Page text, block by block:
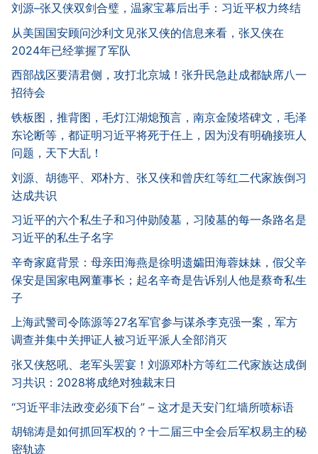
刘源–张又侠双剑合璧，温家宝幕后出手：习近平权力终结
从美国国安顾问沙利文见张又侠的信息来看，张又侠在
2024年已经掌握了军队
西部战区要清君侧，攻打北京城！张升民急赴成都缺席八一
招待会
铁板图，推背图，毛灯江湖熄预言，南京金陵塔碑文，毛泽
东论断等，都证明习近平将死于任上，因为没有明确接班人
问题，天下大乱！
刘源、胡德平、邓朴方、张又侠和曾庆红等红二代家族倒习
达成共识
习近平的六个私生子和习仲勋陵墓，习陵墓的每一条路名是
习近平的私生子名字
辛奇家庭背景：母亲田海燕是徐明遗孀田海蓉妹妹，假父辛
保安是国家电网董事长；起名辛奇是告诉别人他是蔡奇私生
子
上海武警司令陈源等27名军官参与谋杀李克强一案，军方
调查并集中关押证人被习近平派人全部消灭
张又侠怒吼、老军头罢宴！刘源邓朴方等红二代家族达成倒
习共识：2028将成绝对独裁末日
“习近平非法政变必须下台” – 这才是天安门红墙所喷标语
胡锦涛是如何抓回军权的？十二届三中全会后军权易主的秘
密轨迹